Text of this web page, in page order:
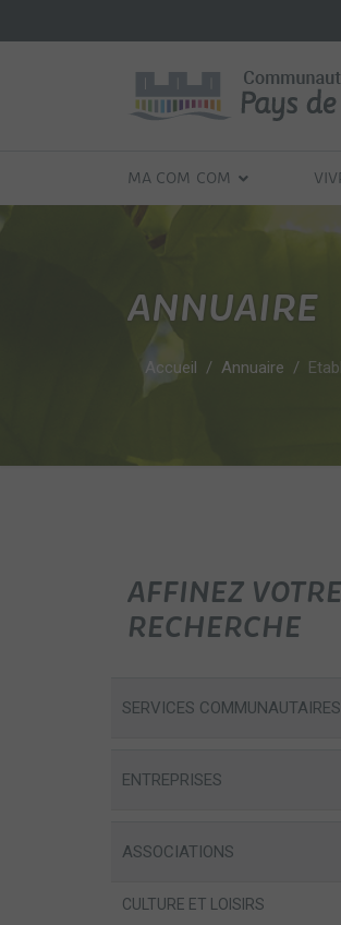
MA COM COM
ANNUAIRE
Accueil Annuaire
AFFINEZ VOTRE
RECHERCHE
SERVICES COMMUNAUTAIRES
ENTREPRISES
ASSOCIATIONS
CULTURE ET LOISIRS